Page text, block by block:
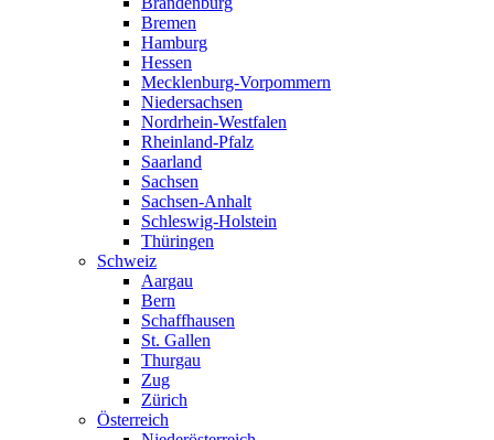
Bremen
Hamburg
Hessen
Mecklenburg-Vorpommern
Niedersachsen
Nordrhein-Westfalen
Rheinland-Pfalz
Saarland
Sachsen
Sachsen-Anhalt
Schleswig-Holstein
Thüringen
Schweiz
Aargau
Bern
Schaffhausen
St. Gallen
Thurgau
Zug
Zürich
Österreich